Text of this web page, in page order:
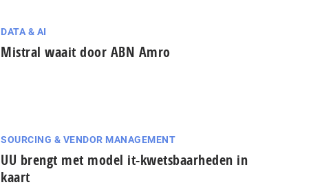
DATA & AI
Mistral waait door ABN Amro
SOURCING & VENDOR MANAGEMENT
UU brengt met model it-kwetsbaarheden in
kaart